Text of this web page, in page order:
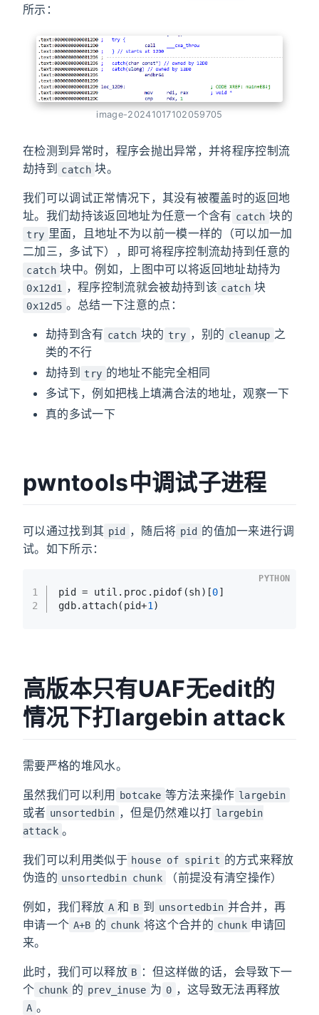
所示：
image-20241017102059705
在检测到异常时，程序会抛出异常，并将程序控制流
劫持到
catch 块。
我们可以调试正常情况下，其没有被覆盖时的返回地
址。我们劫持该返回地址为任意一个含有 catch 块的
try 里面，且地址不为以前一模一样的（可以加一加
二加三，多试下），即可将程序控制流劫持到任意的
catch 块中。例如，上图中可以将返回地址劫持为
0x12d1 ，程序控制流就会被劫持到该 catch 块
0x12d5 。总结一下注意的点：
劫持到含有 catch 块的 try ，别的 cleanup 之
类的不行
劫持到
try 的地址不能完全相同
多试下，例如把栈上填满合法的地址，观察一下
真的多试一下
pwntools中调试子进程
可以通过找到其 pid ，随后将 pid 的值加一来进行调
试。如下所示：
1
2
pid = util.proc.pidof(sh)[0]
gdb.attach(pid+1 )
PYTHON
高版本只有UAF无edit的
情况下打largebin attack
需要严格的堆风水。
虽然我们可以利用 botcake 等方法来操作 largebin
或者 unsortedbin ，但是仍然难以打 largebin
attack 。
我们可以利用类似于 house of spirit 的方式来释放
伪造的 unsortedbin chunk （前提没有清空操作）
例如，我们释放 A 和 B 到 unsortedbin 并合并，再
申请一个 A+B 的 chunk 将这个合并的 chunk 申请回
来。
此时，我们可以释放 B ：但这样做的话，会导致下一
个 chunk 的 prev_inuse 为 0 ，这导致无法再释放
A 。